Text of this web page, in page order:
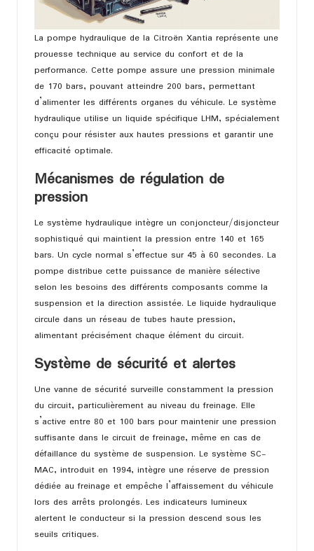
La pompe hydraulique de la Citroën Xantia représente une
prouesse technique au service du confort et de la
performance. Cette pompe assure une pression minimale
de 170 bars, pouvant atteindre 200 bars, permettant
d’alimenter les différents organes du véhicule. Le système
hydraulique utilise un liquide spécifique LHM, spécialement
conçu pour résister aux hautes pressions et garantir une
efficacité optimale.
Mécanismes de régulation de
pression
Le système hydraulique intègre un conjoncteur/disjoncteur
sophistiqué qui maintient la pression entre 140 et 165
bars. Un cycle normal s’effectue sur 45 à 60 secondes. La
pompe distribue cette puissance de manière sélective
selon les besoins des différents composants comme la
suspension et la direction assistée. Le liquide hydraulique
circule dans un réseau de tubes haute pression,
alimentant précisément chaque élément du circuit.
Système de sécurité et alertes
Une vanne de sécurité surveille constamment la pression
du circuit, particulièrement au niveau du freinage. Elle
s’active entre 80 et 100 bars pour maintenir une pression
suffisante dans le circuit de freinage, même en cas de
défaillance du système de suspension. Le système SC-
MAC, introduit en 1994, intègre une réserve de pression
dédiée au freinage et empêche l’affaissement du véhicule
lors des arrêts prolongés. Les indicateurs lumineux
alertent le conducteur si la pression descend sous les
seuils critiques.